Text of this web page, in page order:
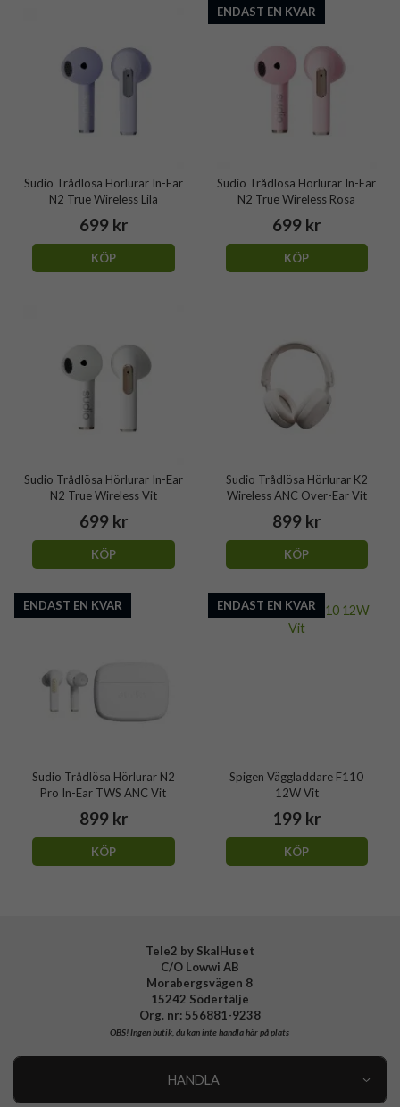
Sudio Trådlösa Hörlurar In-Ear
N2 True Wireless Lila
699 kr
KÖP
ENDAST EN KVAR
Sudio Trådlösa Hörlurar In-Ear
N2 True Wireless Rosa
699 kr
KÖP
Sudio Trådlösa Hörlurar In-Ear
N2 True Wireless Vit
699 kr
KÖP
Sudio Trådlösa Hörlurar K2
Wireless ANC Over-Ear Vit
899 kr
KÖP
ENDAST EN KVAR
Sudio Trådlösa Hörlurar N2
Pro In-Ear TWS ANC Vit
899 kr
KÖP
ENDAST EN KVAR
Spigen Väggladdare F110
12W Vit
199 kr
KÖP
Tele2 by SkalHuset
C/O Lowwi AB
Morabergsvägen 8
15242 Södertälje
Org. nr: 556881-9238
OBS!Ingen butik, du kan inte handla här på plats
HANDLA